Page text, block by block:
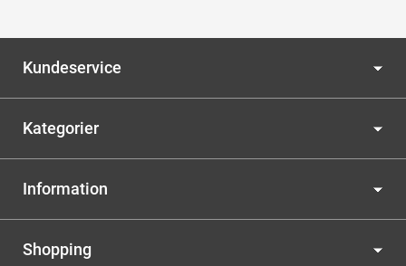
Kundeservice
Kategorier
Information
Shopping